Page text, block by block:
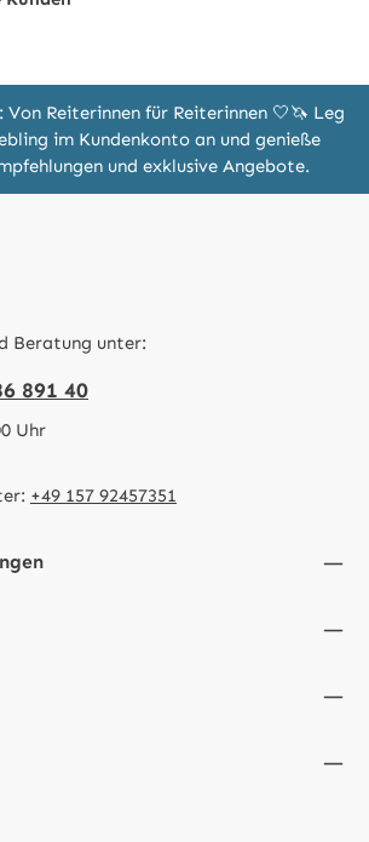
Von Reiterinnen für Reiterinnen 🤍🦄 Leg
im Kundenkonto an und genieße
und exklusive Angebote.
Beratung unter:
891 40
Uhr
+49 157 92457351